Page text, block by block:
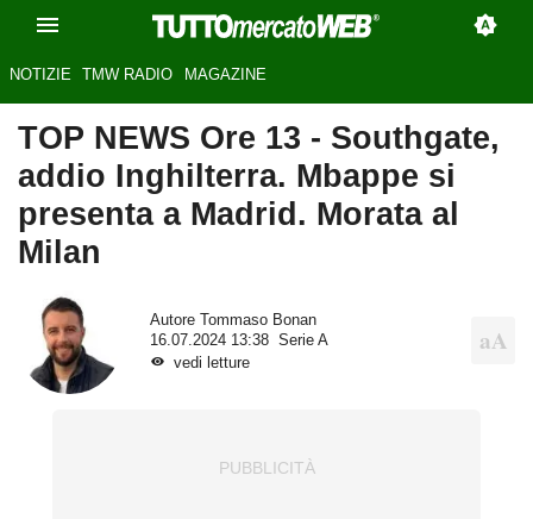
NOTIZIE TMW RADIO MAGAZINE
TOP NEWS Ore 13 - Southgate,
addio Inghilterra. Mbappe si
presenta a Madrid. Morata al
Milan
Autore
Tommaso Bonan
16.07.2024 13:38
Serie A
vedi letture